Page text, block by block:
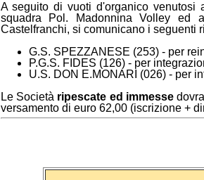
A seguito di vuoti d'organico
squadra Pol. Madonnina Volley ed
Castelfranchi, si comunicano i seguenti
G.S. SPEZZANESE (253) - per
P.G.S. FIDES (126) - per
U.S. DON E.MONARI (026) - per
Le Società ripescate ed immesse
versamento di euro 62,00 (iscrizione +